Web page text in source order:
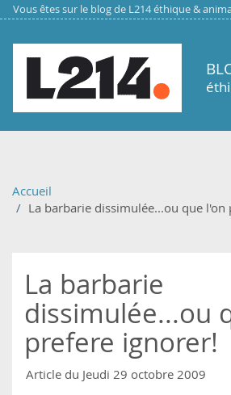
Aller au contenu principal
Vous êtes sur le blog de L214 éthique &
Accueil
La barbarie dissimulée...ou que l'on
La barbarie
dissimulée...ou
prefere ignorer!
Article du Jeudi 29 octobre 2009